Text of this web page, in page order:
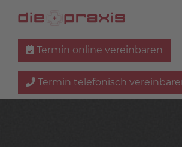
Termin online vereinbaren
Termin telefonisch